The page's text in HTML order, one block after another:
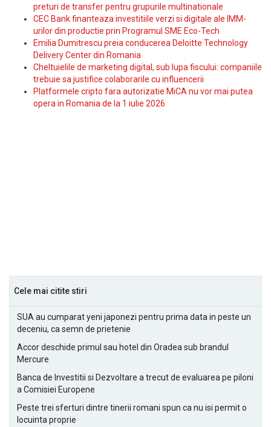
preturi de transfer pentru grupurile multinationale
CEC Bank finanteaza investitiile verzi si digitale ale IMM-
urilor din productie prin Programul SME Eco-Tech
Emilia Dumitrescu preia conducerea Deloitte Technology
Delivery Center din Romania
Cheltuielile de marketing digital, sub lupa fiscului: companiile
trebuie sa justifice colaborarile cu influencerii
Platformele cripto fara autorizatie MiCA nu vor mai putea
opera in Romania de la 1 iulie 2026
Cele mai citite stiri
SUA au cumparat yeni japonezi pentru prima data in peste un
deceniu, ca semn de prietenie
Accor deschide primul sau hotel din Oradea sub brandul
Mercure
Banca de Investitii si Dezvoltare a trecut de evaluarea pe piloni
a Comisiei Europene
Peste trei sferturi dintre tinerii romani spun ca nu isi permit o
locuinta proprie